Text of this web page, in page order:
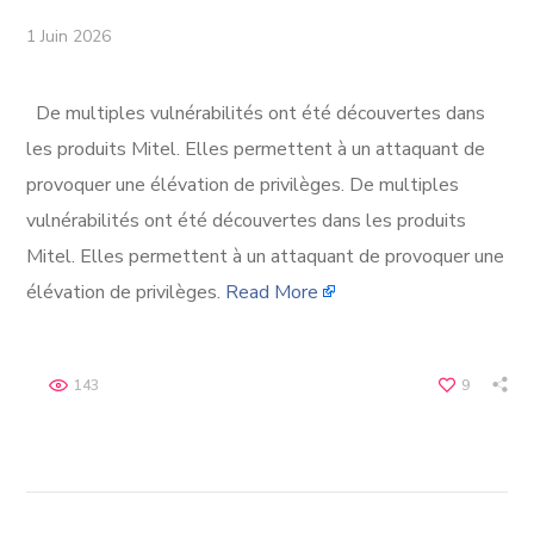
1 Juin 2026
De multiples vulnérabilités ont été découvertes dans
les produits Mitel. Elles permettent à un attaquant de
provoquer une élévation de privilèges. De multiples
vulnérabilités ont été découvertes dans les produits
Mitel. Elles permettent à un attaquant de provoquer une
élévation de privilèges. Read More
9
143